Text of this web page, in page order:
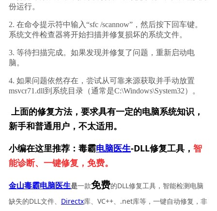
份运行。
2. 在命令提示符中输入“sfc /scannow”，然后按下回车键。
系统文件检查器将开始扫描并修复损坏的系统文件。
3. 等待扫描完成。如果发现并修复了问题，重新启动电
脑。
4. 如果问题依然存在，尝试从可靠来源获取并手动放置
msvcr71.dll到系统目录（通常是C:\Windows\System32）。
上面的修复方法，要求具有一定的电脑系统知识，
新手和普通用户，不太适用。
小编在这里推荐：毒霸电脑医生-DLL修复工具， 智
能诊断、一键修复，免费。
金山毒霸电脑医生是一款免费的DLL修复工具，智能检测电脑
缺失的DLL文件、 Directx库、VC++、.net库等，一键自动修复，非